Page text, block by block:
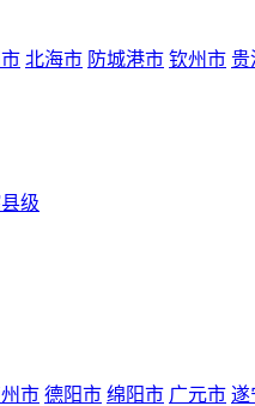
北海市 防城港市 钦州市 贵
级
市 德阳市 绵阳市 广元市 遂